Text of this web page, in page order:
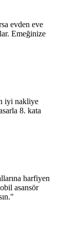
evden eve
Emeğinize
iyi nakliye
8. kata
harfiyen
asansör
"